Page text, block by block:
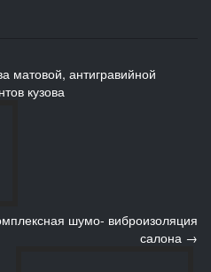
матовой, антигравийной
кузова
шумо- виброизоляция
салона →